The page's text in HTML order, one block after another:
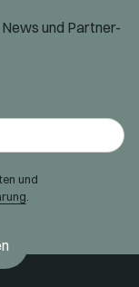
und Partner-
und
.